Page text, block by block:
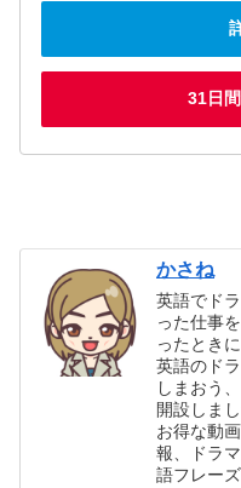
31日
かさね
英語でド
った仕事
ったとき
英語のド
しまおう
開設しまし
お得な動
報、ドラ
語フレー